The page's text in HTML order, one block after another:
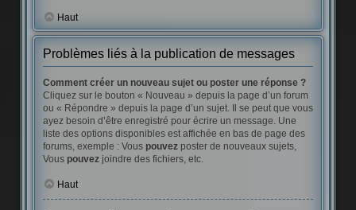
Haut
Problèmes liés à la publication de messages
Comment créer un nouveau sujet ou poster une réponse ?
Cliquez sur le bouton « Nouveau » depuis la page d’un forum
ou « Répondre » depuis la page d’un sujet. Il se peut que vous
ayez besoin d’être enregistré pour écrire un message. Une
liste des options disponibles est affichée en bas de page des
forums, exemple : Vous pouvezposter de nouveaux sujets,
Vous pouvezjoindre des fichiers, etc.
Haut